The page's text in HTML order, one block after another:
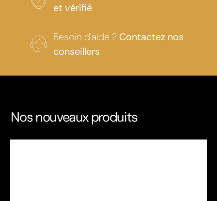
et vérifié
Besoin d'aide ? Contactez nos
conseillers